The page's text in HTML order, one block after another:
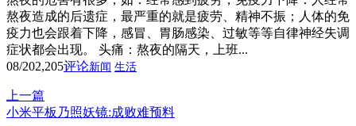
熬夜造成的后遗症，最严重的就是疲劳、精神不振；人体的免
疫力也会跟着下降，感冒、胃肠感染、过敏等等自律神经失调
症状都会出现。 头痛：熬夜的隔天，上班...
08/202,205评论新闻 生活
上一篇
小米平板乃照妖镜:成败难预料